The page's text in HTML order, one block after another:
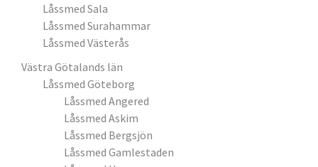
Låssmed Sala
Låssmed Surahammar
Låssmed Västerås
Västra Götalands län
Låssmed Göteborg
Låssmed Angered
Låssmed Askim
Låssmed Bergsjön
Låssmed Gamlestaden